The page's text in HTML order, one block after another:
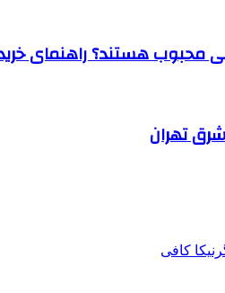
محبوب هستند؟ راهنمای
تهران
کافی